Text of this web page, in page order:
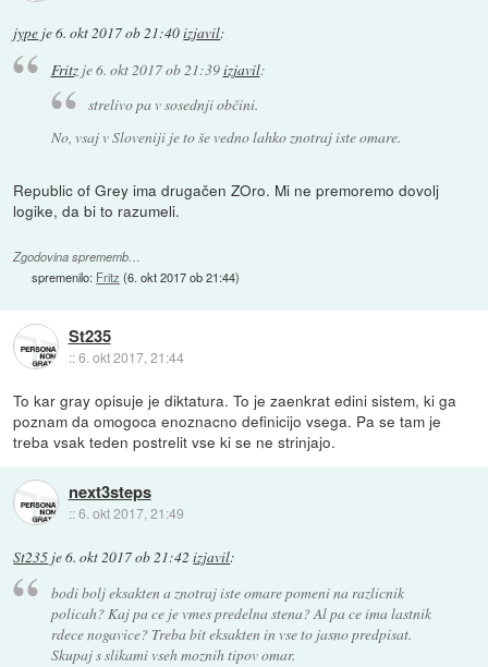
jype je6. okt 2017 ob 21:40izjavil:
Fritzje6. okt 2017 ob 21:39izjavil:
strelivo pa v sosednji občini.
No, vsaj v Sloveniji je to še vedno lahko znotraj iste omare.
Republic of Grey ima drugačen ZOro. Mi ne premoremo dovolj
logike, da bi to razumeli.
Zgodovina sprememb…
spremenilo: Fritz (6. okt 2017 ob 21:44)
St235
::6. okt 2017, 21:44
To kar gray opisuje je diktatura. To je zaenkrat edini sistem, ki ga
poznam da omogoca enoznacno definicijo vsega. Pa se tam je
treba vsak teden postrelit vse ki se ne strinjajo.
next3steps
::6. okt 2017, 21:49
St235 je6. okt 2017 ob 21:42 izjavil:
bodi bolj eksakten a znotraj iste omare pomeni na razlicnik
policah? Kaj pa ce je vmes predelna stena? Al pa ce ima lastnik
rdece nogavice? Treba bit eksakten in vse to jasno predpisat.
Skupaj s slikami vseh moznih tipov omar.